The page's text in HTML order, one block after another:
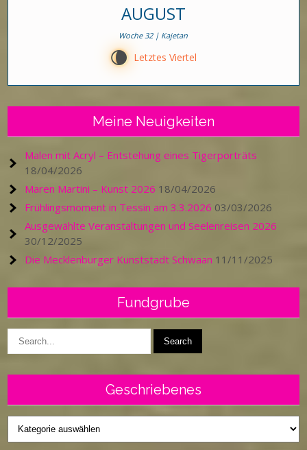
AUGUST
Woche 32 | Kajetan
V Letztes Viertel
Meine Neuigkeiten
Malen mit Acryl – Entstehung eines Tigerporträts
18/04/2026
Maren Martini – Kunst 2026 18/04/2026
Frühlingsmoment in Tessin am 3.3.2026 03/03/2026
Ausgewählte Veranstaltungen und Seelenreisen 2026
30/12/2025
Die Mecklenburger Kunststadt Schwaan 11/11/2025
Fundgrube
Geschriebenes
Geschriebenes